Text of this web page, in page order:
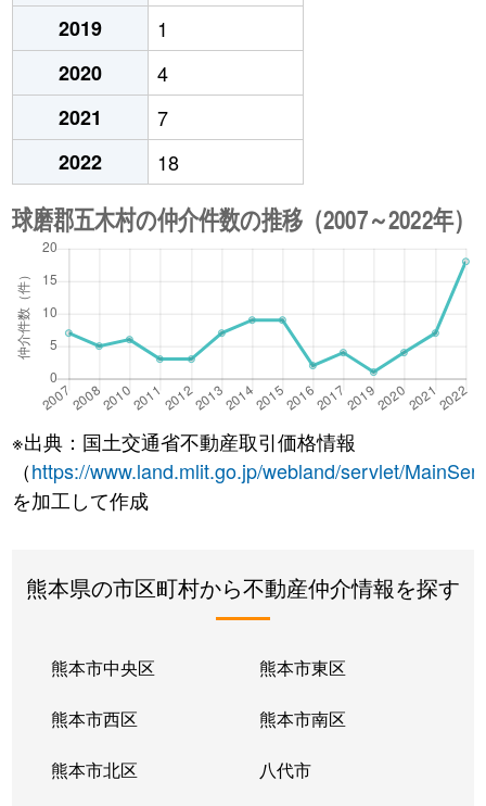
2019
1
2020
4
2021
7
2022
18
※出典：国土交通省不動産取引価格情報
（https://www.land.mlit.go.jp/webland/servlet/
を加工して作成
熊本県の市区町村から不動産仲介情報を探す
熊本市中央区 熊本市東区
熊本市西区 熊本市南区
熊本市北区 八代市